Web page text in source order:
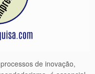
de inovação,